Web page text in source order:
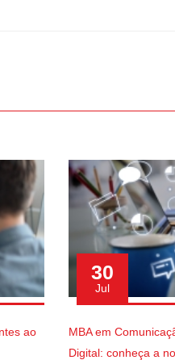
ao
30
Jul
MBA em
Digital: conheça a